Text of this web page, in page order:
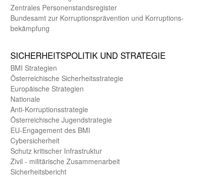
Zentrales Personen­stands­register
Bundes­amt zur Korrup­tions­prävention und Korrup­tions­
bekämpfung
SICHER­HEITS­POLITIK UND STRATEGIE
BMI Strategien
Öster­reichische Sicherheits­strategie
Europäische Strategien
Nationale
Anti-Korruptions­strategie
Öster­reichische Jugend­strategie
EU-Engagement des BMI
Cybersicherheit
Schutz kritischer Infra­struktur
Zivil - militärische Zusammen­arbeit
Sicherheits­bericht